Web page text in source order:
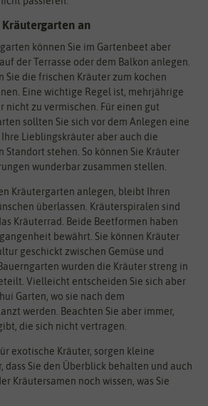
an
können Sie im Gartenbeet aber
der Terrasse oder dem Balkon anlegen.
Sie die frischen Kräuter zum kochen
Eine wichtige Regel ist, mehrjährige
nicht zu vermischen. Für einen gut
sollten Sie sich vor dem Anlegen eine
Lieblingskräuter aber auch die
Standort stehen. So können Sie Kräuter
wunderbar zusammen stellen.
Kräutergarten anlegen, bleibt Ihren
überlassen. Kräuterspiralen sind
Kräuterrad. Beide Beetformen haben
bewährt. Sie können Kräuter
geschickt zwischen Gemüse und
wurden die Kräuter streng in
Vielleicht entscheiden Sie sich aber
Garten, wo sie nach dem
werden. Beachten Sie aber immer,
die sich nicht vertragen.
exotische Kräuter, sorgen kleine
dass Sie den Überblick behalten und auch
Kräutersamen noch wissen, was Sie